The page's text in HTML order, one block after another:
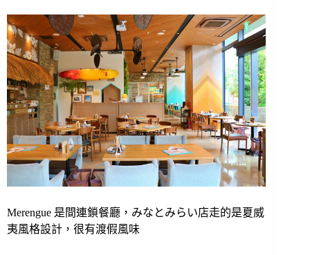
Merengue 是間連鎖餐廳，みなとみらい店走的是夏威
夷風格設計，很有渡假風味